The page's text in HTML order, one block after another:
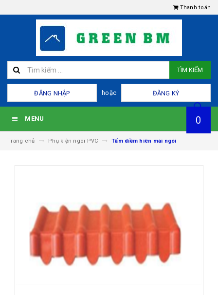
Thanh toán
TÌM KIẾM
ĐĂNG NHẬP hoặc ĐĂNG KÝ
MENU 0
Trang chủ Phụ kiện ngói PVC Tấm diềm hiên mái ngói